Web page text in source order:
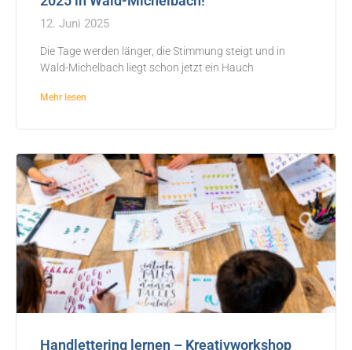
12. Juni 2025
Die Tage werden länger, die Stimmung steigt und in
Wald-Michelbach liegt schon jetzt ein Hauch
Mehr lesen
Handlettering lernen – Kreativworkshop